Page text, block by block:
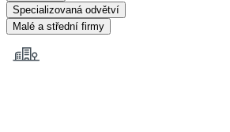
Specializovaná odvětví
Malé a střední firmy